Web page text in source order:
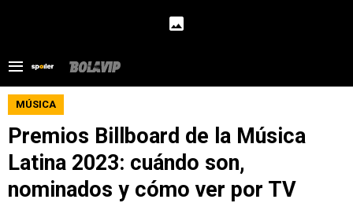
MÚSICA
Premios Billboard de la Música
Latina 2023: cuándo son,
nominados y cómo ver por TV